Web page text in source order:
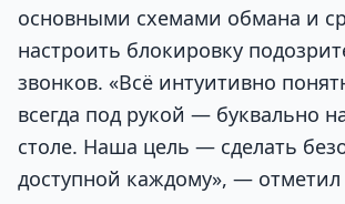
основными схемами обмана и
настроить блокировку
звонков. «Всё интуитивно
всегда под рукой — буквально
столе. Наша цель — сделать
доступной каждому», — отметил